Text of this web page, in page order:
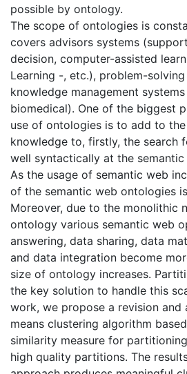
possible by ontology.
The scope of ontologies is
covers advisors systems
decision, computer-assisted
Learning -, etc.), problem-
knowledge management
biomedical). One of the biggest
use of ontologies is to add to
knowledge to, firstly, the search
well syntactically at the semantic
As the usage of semantic web
of the semantic web ontologies
Moreover, due to the monolithic
ontology various semantic web
answering, data sharing, data
and data integration become
size of ontology increases.
the key solution to handle this
work, we propose a revision and
means clustering algorithm
similarity measure for
high quality partitions. The